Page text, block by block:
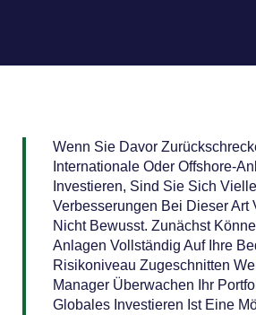
Wenn Sie Davor
Internationale Oder Offshore-
Investieren, Sind Sie Sich
Verbesserungen Bei Dieser Art
Nicht Bewusst. Zunächst
Anlagen Vollständig Auf Ihre
Risikoniveau Zugeschnitten
Manager Überwachen Ihr
Globales Investieren Ist Eine